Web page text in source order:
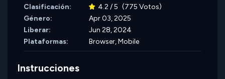
Clasificación:
4.2 / 5 (775 Votos)
Género:
Apr 03, 2025
Liberar:
Jun 28, 2024
Plataformas:
Browser, Mobile
Instrucciones